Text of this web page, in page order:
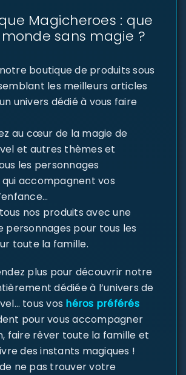
Magicheroes : que
sans magie ?
boutique de produits sous
les meilleurs articles
univers dédié à vous faire
au cœur de la magie de
et autres thèmes et
les personnages
accompagnent vos
nos produits avec une
personnages pour tous les
toute la famille.
plus pour découvrir notre
dédiée à l’univers de
tous vos héros préférés
pour vous accompagner
faire rêver toute la famille et
des instants magiques !
ne pas trouver votre